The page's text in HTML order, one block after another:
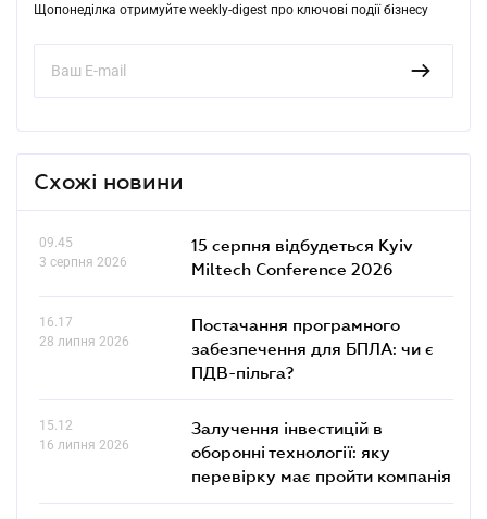
Щопонеділка отримуйте weekly-digest про ключові події бізнесу
Схожі новини
09.45
3 серпня 2026
15 серпня відбудеться Kyiv
Miltech Conference 2026
16.17
28 липня 2026
Постачання програмного
забезпечення для БПЛА: чи є
ПДВ-пільга?
15.12
16 липня 2026
Залучення інвестицій в
оборонні технології: яку
перевірку має пройти компанія